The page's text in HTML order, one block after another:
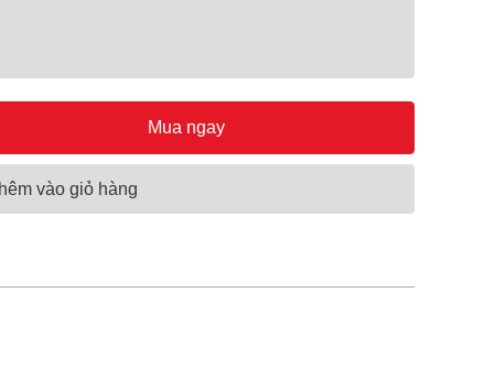
Mua ngay
vào giỏ hàng